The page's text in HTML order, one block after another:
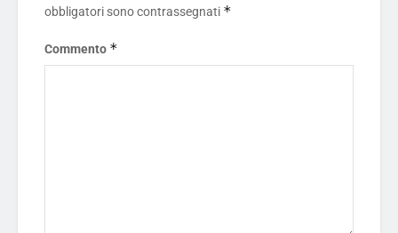
obbligatori sono contrassegnati *
Commento *